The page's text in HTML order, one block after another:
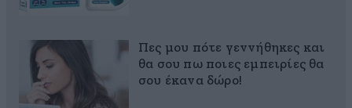
Πες μου πότε γεννήθηκες και
θα σου πω ποιες εμπειρίες θα
σου έκανα δώρο!